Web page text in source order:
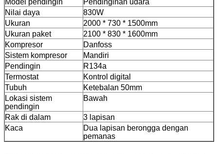
Nilai daya
830W
Ukuran
2000 * 730 * 1500mm
Ukuran paket
2100 * 830 * 1600mm
Kompresor
Danfoss
Sistem kompresor
Mandiri
Pendingin
R134a
Termostat
Kontrol digital
Tubuh
Ketebalan 50mm
Lokasi sistem
pendingin
Bawah
Rak di dalam
3 lapisan
Kaca
Dua lapisan berongga dengan
pemanas